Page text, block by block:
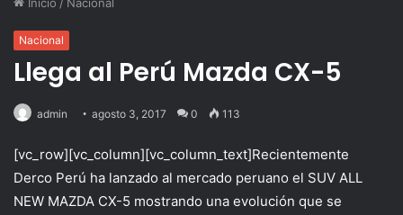
Nacional
Llega al Perú Mazda CX-5
admin agosto 3, 2017 0 113
[vc_row][vc_column][vc_column_text]Recientemente
Derco Perú ha lanzado al mercado peruano el SUV ALL
NEW MAZDA CX-5 mostrando una evolución que se